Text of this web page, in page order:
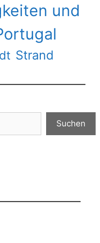
und
Strand
Suchen